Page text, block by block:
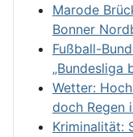
Marode
Bonner
Fußball-
„Bundesliga
Wetter:
doch Regen
Kriminalität: